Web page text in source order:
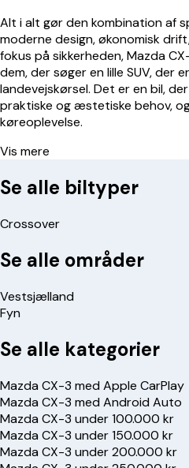
Alt i alt gør den kombination af
moderne design, økonomisk
fokus på sikkerheden, Mazda
dem, der søger en lille SUV, der
landevejskørsel. Det er en bil,
praktiske og æstetiske behov,
køreoplevelse.
Vis mere
Se alle biltyper
Crossover
Se alle områder
Vestsjælland
Fyn
Se alle kategorier
Mazda CX-3 med Apple CarPlay
Mazda CX-3 med Android Auto
Mazda CX-3 under 100.000 kr
Mazda CX-3 under 150.000 kr
Mazda CX-3 under 200.000 kr